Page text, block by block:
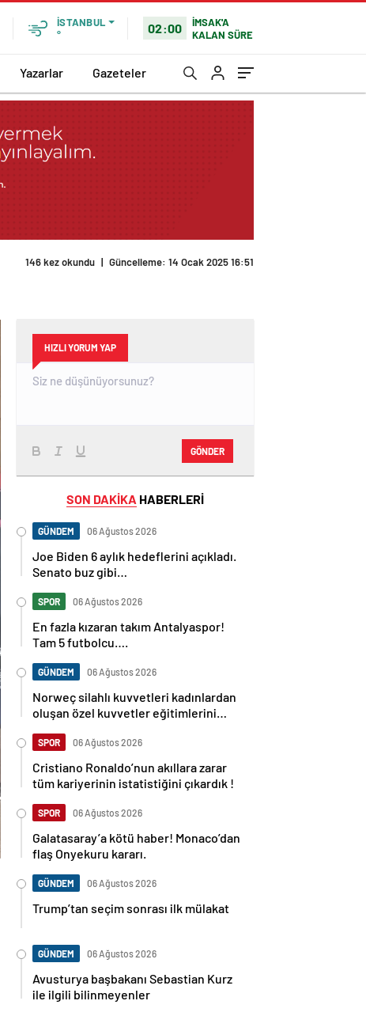
İSTANBUL
°
02:00
İMSAK'A
KALAN SÜRE
Yazarlar Gazeteler
HIZLI YORUM YAP
GÖNDER
SON DAKİKA HABERLERİ
GÜNDEM 06 Ağustos 2026
Joe Biden 6 aylık hedeflerini açıkladı.
Senato buz gibi…
SPOR 06 Ağustos 2026
En fazla kızaran takım Antalyaspor!
Tam 5 futbolcu….
GÜNDEM 06 Ağustos 2026
Norweç silahlı kuvvetleri kadınlardan
oluşan özel kuvvetler eğitimlerini
SPOR 06 Ağustos 2026
Cristiano Ronaldo’nun akıllara zarar
tüm kariyerinin istatistiğini çıkardık !
SPOR 06 Ağustos 2026
Galatasaray’a kötü haber! Monaco’dan
flaş Onyekuru kararı.
GÜNDEM 06 Ağustos 2026
Trump’tan seçim sonrası ilk mülakat
GÜNDEM 06 Ağustos 2026
Avusturya başbakanı Sebastian Kurz
ile ilgili bilinmeyenler